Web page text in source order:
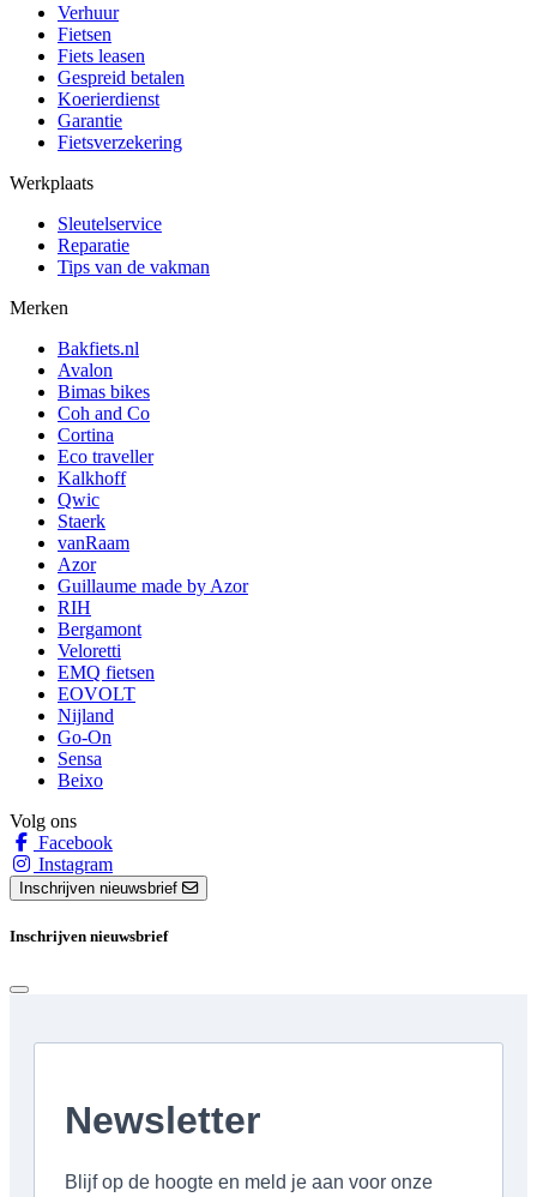
Verhuur
Fietsen
Fiets leasen
Gespreid betalen
Koerierdienst
Garantie
Fietsverzekering
Werkplaats
Sleutelservice
Reparatie
Tips van de vakman
Merken
Bakfiets.nl
Avalon
Bimas bikes
Coh and Co
Cortina
Eco traveller
Kalkhoff
Qwic
Staerk
vanRaam
Azor
Guillaume made by Azor
RIH
Bergamont
Veloretti
EMQ fietsen
EOVOLT
Nijland
Go-On
Sensa
Beixo
Volg ons
Facebook
Instagram
Inschrijven nieuwsbrief
Inschrijven nieuwsbrief